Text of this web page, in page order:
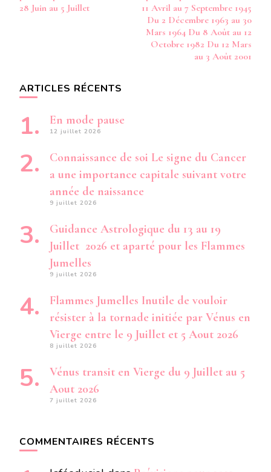
28 Juin au 5 Juillet
11 Avril au 7 Septembre 1945
Du 2 Décembre 1963 au 30
Mars 1964 Du 8 Août au 12
Octobre 1982 Du 12 Mars
au 3 Août 2001
ARTICLES RÉCENTS
En mode pause
12 juillet 2026
Connaissance de soi Le signe du Cancer
a une importance capitale suivant votre
année de naissance
9 juillet 2026
Guidance Astrologique du 13 au 19
Juillet 2026 et aparté pour les Flammes
Jumelles
9 juillet 2026
Flammes Jumelles Inutile de vouloir
résister à la tornade initiée par Vénus en
Vierge entre le 9 Juillet et 5 Aout 2026
8 juillet 2026
Vénus transit en Vierge du 9 Juillet au 5
Aout 2026
7 juillet 2026
COMMENTAIRES RÉCENTS